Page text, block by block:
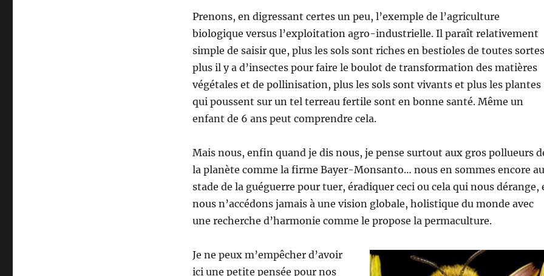
Prenons, en digressant certes un peu, l’exemple de l’agriculture
biologique versus l’exploitation agro-industrielle. Il paraît relativement
simple de saisir que, plus les sols sont riches en bestioles de toutes
plus il y a d’insectes pour faire le boulot de transformation des matières
végétales et de pollinisation, plus les sols sont vivants et plus les plantes
qui poussent sur un tel terreau fertile sont en bonne santé. Même un
enfant de 6 ans peut comprendre cela.
Mais nous, enfin quand je dis nous, je pense surtout aux gros pollueurs
la planète comme la firme Bayer-Monsanto… nous en sommes encore au
stade de la guéguerre pour tuer, éradiquer ceci ou cela qui nous dérange,
nous n’accédons jamais à une vision globale, holistique du monde avec
une recherche d’harmonie comme le propose la permaculture.
Je ne peux m’empêcher d’avoir
ici une petite pensée pour nos